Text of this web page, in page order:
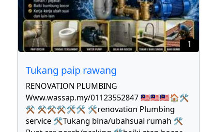
1
Tukang paip rawang
RENOVATION PLUMBING
Www.wassap.my/01123552847 🇲🇾🇲🇾🇲🇾🏠🛠
⚒ ⚒⚒⚒🛠🛠 🛠renovation Plumbing
service 🛠Tukang bina/ubahsuai rumah 🛠